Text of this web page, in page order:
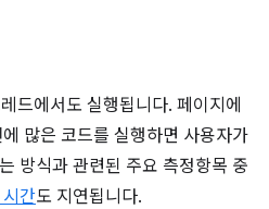
드에서도 실행됩니다. 페이지에
많은 코드를 실행하면 사용자가
방식과 관련된 주요 측정항목 중
간도 지연됩니다.